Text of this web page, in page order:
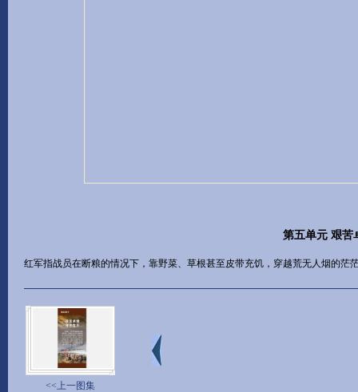
第五单元 艰苦
红军指战员在断粮的情况下，靠野菜、草根甚至皮带充饥，穿越荒无人烟的茫
<<上一图集